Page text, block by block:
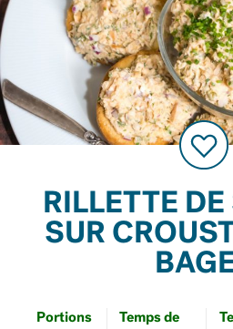
RILLETTE
SUR
Portions
Temps de